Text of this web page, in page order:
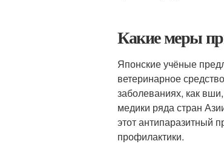
Какие меры
Японские учёные
ветеринарное
заболеваниях, как
медики ряда стран
этот антипаразитный
профилактики.